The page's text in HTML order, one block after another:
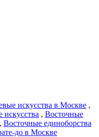
искусства в Москве ,
искусства , Восточные
, Восточные единоборства
до в Москве